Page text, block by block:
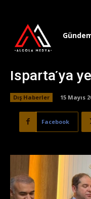
Isparta’ya
Dış Haberler 15 Mayıs
Facebook